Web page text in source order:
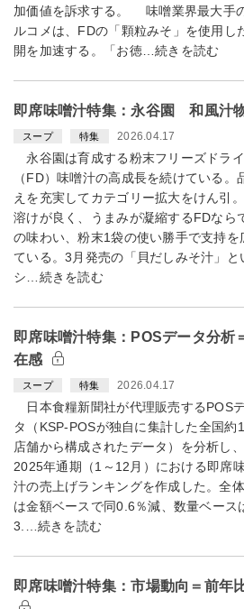
加価値を訴求する。 味噌業界最大手
ルコメは、FDの「顆粒みそ」を使用し
開を加速する。「お徳…続きを読む
即席味噌汁特集：永谷園 和風汁
スープ 特集 2026.04.17
永谷園は育成する粉末フリーズドライ
（FD）味噌汁の高成長を続けている。
えを充実してカテゴリー拡大をけん引
溶けが良く、うまみが凝縮するFDなら
の味わい、粉末1袋の使い勝手で支持を
ている。3月発売の「貝だしみそ汁」
シ…続きを読む
即席味噌汁特集：POSデータ分析
在感
スープ 特集 2026.04.17
日本食糧新聞社が代理販売するPOS
タ（KSP-POSが独自に集計した全国約
店舗から構成されたデータ）を分析し、
2025年通期（1～12月）における即席
汁の売上げランキングを作成した。全
は金額ベースで同0.6％減、数量ベース
3.…続きを読む
即席味噌汁特集：市場動向＝前年